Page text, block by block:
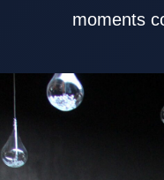
moments
Sélectionner un Restaurant Val de
attentes variées selon l’occasion.
Restaurant Val de Marne doivent
des ingrédients frais. La réactivité du
attire plus facilement une clientèle
un Restaurant Val de Marne à
pour un déjeuner d’affaires. Un
Val de Marne gagne en visibilité
Marne. Les expériences partagées